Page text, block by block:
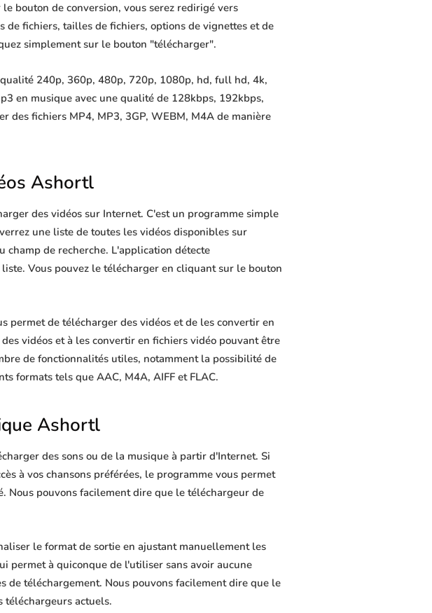
bouton de conversion, vous serez redirigé vers
fichiers, tailles de fichiers, options de vignettes et de
simplement sur le bouton "télécharger".
240p, 360p, 480p, 720p, 1080p, hd, full hd, 4k,
en musique avec une qualité de 128kbps, 192kbps,
des fichiers MP4, MP3, 3GP, WEBM, M4A de manière
Ashortl
des vidéos sur Internet. C'est un programme simple
une liste de toutes les vidéos disponibles sur
champ de recherche. L'application détecte
Vous pouvez le télécharger en cliquant sur le bouton
de télécharger des vidéos et de les convertir en
vidéos et à les convertir en fichiers vidéo pouvant être
de fonctionnalités utiles, notamment la possibilité de
formats tels que AAC, M4A, AIFF et FLAC.
Ashortl
des sons ou de la musique à partir d'Internet. Si
à vos chansons préférées, le programme vous permet
Nous pouvons facilement dire que le téléchargeur de
le format de sortie en ajustant manuellement les
permet à quiconque de l'utiliser sans avoir aucune
de téléchargement. Nous pouvons facilement dire que le
téléchargeurs actuels.